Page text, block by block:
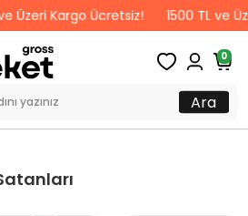
Üzeri Kargo Ücretsiz! 1500 TL ve
0
Ara